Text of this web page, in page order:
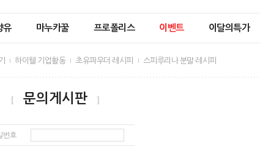
유 마누카꿀 프로폴리스 이벤트 이달의특가
하이웰 기업활동 초유파우더 레시피 스피루리나 분말 레시피
[ 문의게시판 ]
번호